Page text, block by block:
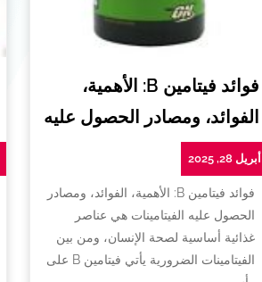
فوائد فيتامين B: الأهمية،
الفوائد، ومصادر الحصول عليه
أبريل 28, 2025
فوائد فيتامين B: الأهمية، الفوائد، ومصادر
الحصول عليه الفيتامينات هي عناصر
غذائية أساسية لصحة الإنسان، ومن بين
الفيتامينات الضرورية يأتي فيتامين B على